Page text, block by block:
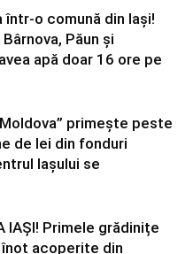
o comună din Iași!
Păun și
apă doar 16 ore pe
primește peste
de lei din fonduri
Iașului se
IAȘI! Primele grădinițe
acoperite din